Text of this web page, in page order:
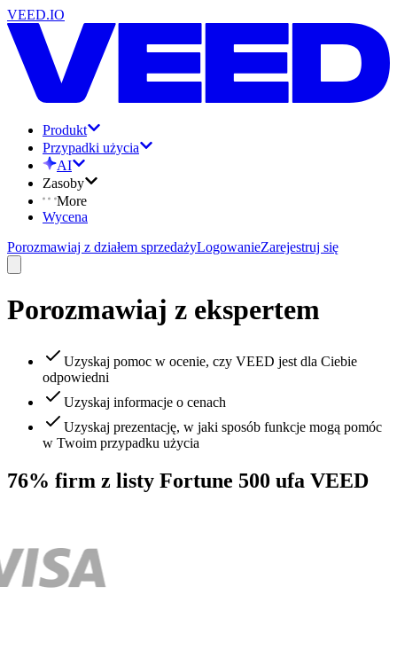
VEED.IO
Produkt
Przypadki użycia
AI
Zasoby
More
Wycena
Porozmawiaj z działem sprzedażyLogowanieZarejestruj się
Porozmawiaj z ekspertem
Uzyskaj pomoc w ocenie, czy VEED jest dla Ciebie
odpowiedni
Uzyskaj informacje o cenach
Uzyskaj prezentację, w jaki sposób funkcje mogą pomóc
w Twoim przypadku użycia
76% firm z listy Fortune 500 ufa VEED